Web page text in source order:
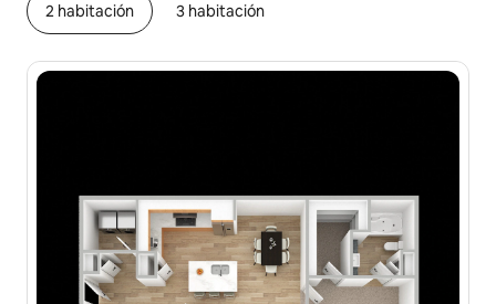
2 habitación 3 habitación